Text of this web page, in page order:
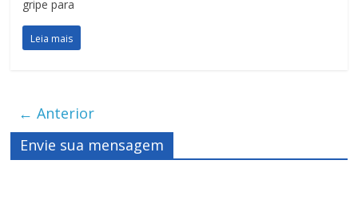
gripe para
Leia mais
← Anterior
Envie sua mensagem